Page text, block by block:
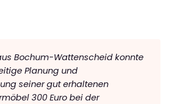
Bochum-Wattenscheid konnte
Planung und
seiner gut erhaltenen
300 Euro bei der